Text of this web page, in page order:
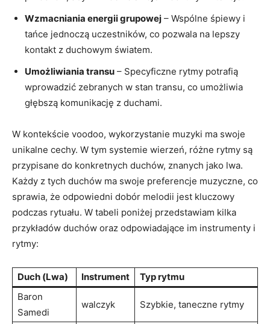
Wzmacniania energii grupowej – Wspólne śpiewy i
tańce jednoczą uczestników, co pozwala na lepszy
kontakt z duchowym światem.
Umożliwiania transu – Specyficzne rytmy potrafią
wprowadzić zebranych w stan transu, co umożliwia
głębszą komunikację z duchami.
W kontekście voodoo, wykorzystanie muzyki ma swoje
unikalne cechy. W tym systemie wierzeń, różne rytmy są
przypisane do konkretnych duchów, znanych jako lwa.
Każdy z tych duchów ma swoje preferencje muzyczne, co
sprawia, że odpowiedni dobór melodii jest kluczowy
podczas rytuału. W tabeli poniżej przedstawiam kilka
przykładów duchów oraz odpowiadające im instrumenty i
rytmy:
Duch (Lwa) Instrument
Typ rytmu
Baron
Samedi
walczyk Szybkie, taneczne rytmy